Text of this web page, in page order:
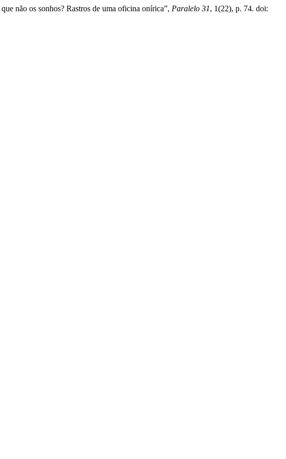
não os sonhos? Rastros de uma oficina onírica”, Paralelo 31, 1(22), p. 74. doi: